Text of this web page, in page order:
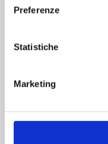
Preferenze
Statistiche
Marketing